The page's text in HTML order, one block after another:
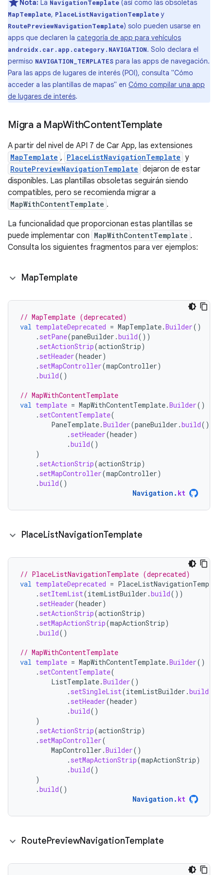
Nota: La NavigationTemplate (así como las obsoletas
MapTemplate, PlaceListNavigationTemplatey
RoutePreviewNavigationTemplate) solo pueden usarse en
apps que declaren la categoría de app para vehículos
androidx.car.app.category.NAVIGATION. Solo declara el
permiso NAVIGATION_TEMPLATES para las apps de navegación.
Para las apps de lugares de interés (POI), consulta "Cómo
acceder a las plantillas de mapas" en Cómo compilar una app
de lugares de interés.
Migra a MapWithContentTemplate
A partir del nivel de API 7 de Car App, las extensiones
MapTemplate , PlaceListNavigationTemplate y
RoutePreviewNavigationTemplate dejaron de estar
disponibles. Las plantillas obsoletas seguirán siendo
compatibles, pero se recomienda migrar a
MapWithContentTemplate .
La funcionalidad que proporcionan estas plantillas se
puede implementar con MapWithContentTemplate .
Consulta los siguientes fragmentos para ver ejemplos:
MapTemplate
// MapTemplate (deprecated)
val templateDeprecated = MapTemplate.Builder()
. setPane(paneBuilder .build())
. setActionStrip(actionStrip)
. setHeader(header)
. setMapController(mapController)
.build()
// MapWithContentTemplate
val template = MapWithContentTemplate.Builder()
. setContentTemplate(
PaneTemplate.Builder(paneBuilder .build())
. setHeader(header)
.build()
)
. setActionStrip(actionStrip)
. setMapController(mapController)
.build()
Navigation . kt
PlaceListNavigationTemplate
// PlaceListNavigationTemplate (deprecated)
val templateDeprecated =
. setItemList(itemListBuilder .build())
. setHeader(header)
. setActionStrip(actionStrip)
. setMapActionStrip(mapActionStrip)
.build()
// MapWithContentTemplate
val template = MapWithContentTemplate.Builder()
. setContentTemplate(
ListTemplate.Builder()
. setSingleList(itemListBuilder .build
. setHeader(header)
.build()
)
. setActionStrip(actionStrip)
. setMapController(
MapController .Builder()
. setMapActionStrip(mapActionStrip)
.build()
)
.build()
Navigation . kt
RoutePreviewNavigationTemplate